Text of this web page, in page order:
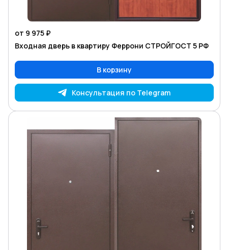
от 9 975 ₽
Входная дверь в квартиру Феррони СТРОЙГОСТ 5 РФ
В корзину
Консультация по Telegram